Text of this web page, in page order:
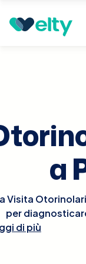
Prenota visita
a
Visita
per
naso e
di più